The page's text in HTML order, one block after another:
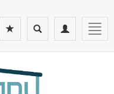
Toggle
navigation
Toggle
search